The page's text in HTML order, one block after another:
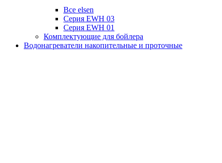
Все elsen
Серия EWH 03
Серия EWH 01
Комплектующие для бойлера
Водонагреватели накопительные и проточные